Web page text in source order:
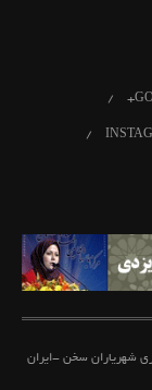
شهریاران سخن -ایران